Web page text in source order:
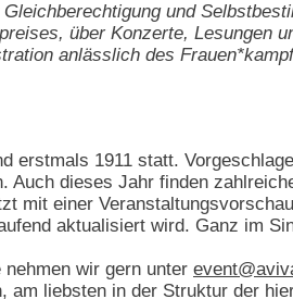
und
über Konzerte, Lesungen
anlässlich des
erstmals 1911 statt.
Auch dieses Jahr finden
mit einer
aktualisiert wird. Ganz im
wir gern unter
am liebsten in der Struktur der